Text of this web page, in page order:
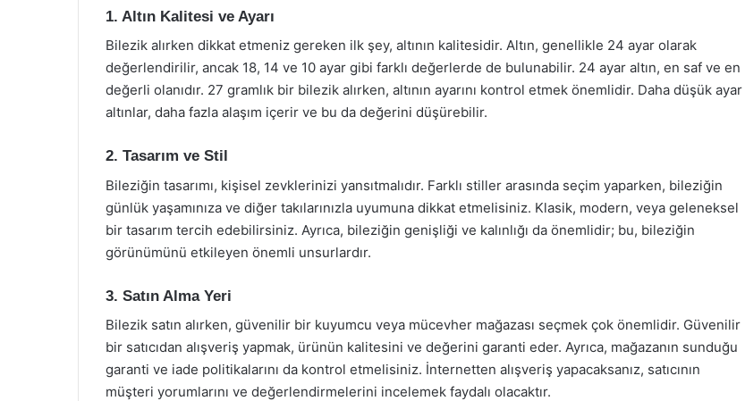
1. Altın Kalitesi ve Ayarı
Bilezik alırken dikkat etmeniz gereken ilk şey, altının kalitesidir. Altın, genellikle 24 ayar olarak
değerlendirilir, ancak 18, 14 ve 10 ayar gibi farklı değerlerde de bulunabilir. 24 ayar altın, en saf ve en
değerli olanıdır. 27 gramlık bir bilezik alırken, altının ayarını kontrol etmek önemlidir. Daha düşük ayar
altınlar, daha fazla alaşım içerir ve bu da değerini düşürebilir.
2. Tasarım ve Stil
Bileziğin tasarımı, kişisel zevklerinizi yansıtmalıdır. Farklı stiller arasında seçim yaparken, bileziğin
günlük yaşamınıza ve diğer takılarınızla uyumuna dikkat etmelisiniz. Klasik, modern, veya geleneksel
bir tasarım tercih edebilirsiniz. Ayrıca, bileziğin genişliği ve kalınlığı da önemlidir; bu, bileziğin
görünümünü etkileyen önemli unsurlardır.
3. Satın Alma Yeri
Bilezik satın alırken, güvenilir bir kuyumcu veya mücevher mağazası seçmek çok önemlidir. Güvenilir
bir satıcıdan alışveriş yapmak, ürünün kalitesini ve değerini garanti eder. Ayrıca, mağazanın sunduğu
garanti ve iade politikalarını da kontrol etmelisiniz. İnternetten alışveriş yapacaksanız, satıcının
müşteri yorumlarını ve değerlendirmelerini incelemek faydalı olacaktır.